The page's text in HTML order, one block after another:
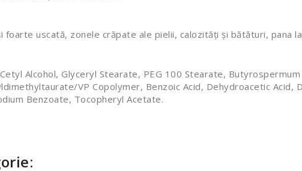
foarte uscată, zonele crăpate ale pielii, calozități și bătături, pana
Alcohol, Glyceryl Stearate, PEG 100 Stearate,
VP Copolymer, Benzoic Acid, Dehydroacetic
Benzoate, Tocopheryl Acetate.